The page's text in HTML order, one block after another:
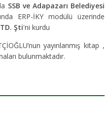
SSB ve Adapazarı Belediyesi
ERP-İKY modülü üzerinde
Şti'ni kurdu
yayınlanmış kitap ,
bulunmaktadır.